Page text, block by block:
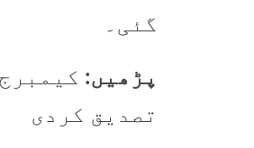
گئی۔
پڑھیں:
تصدیق کردی